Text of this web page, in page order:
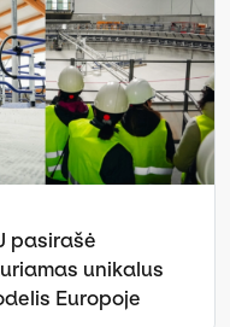
pasirašė
unikalus
Europoje